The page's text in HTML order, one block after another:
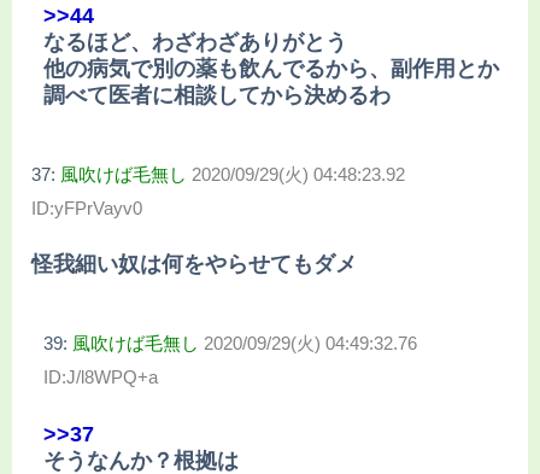
>>44
なるほど、わざわざありがとう
他の病気で別の薬も飲んでるから、副作用とか
調べて医者に相談してから決めるわ
37: 風吹けば毛無し 2020/09/29(火) 04:48:23.92
ID:yFPrVayv0
怪我細い奴は何をやらせてもダメ
39: 風吹けば毛無し 2020/09/29(火) 04:49:32.76
ID:J/l8WPQ+a
>>37
そうなんか？根拠は